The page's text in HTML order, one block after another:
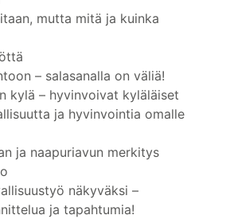
mutta mitä ja kuinka
– salasanalla on väliä!
kylä – hyvinvoivat kyläläiset
ja hyvinvointia omalle
ja naapuriavun merkitys
näkyväksi –
ja tapahtumia!